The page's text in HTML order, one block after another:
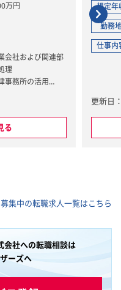
万円
会社および関連部
理
事務所の活用
・推進
員の適性その他の
社の定める業務へ
とがあります。
る
想定年
勤務
仕事内
更新日
集中の転職求人一覧はこちら
会社への転職相談は
ーズへ